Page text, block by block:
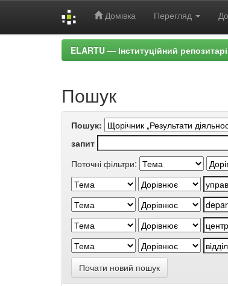
Домівка Перегляд
ELARTU — Інституційний
Пошук
Пошук:
запит
Поточні фільтри:
Почати новий пошук